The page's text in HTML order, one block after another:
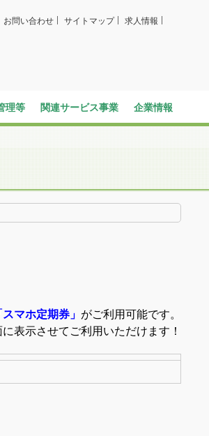
お問い合わせ サイトマップ 求人情報
理等 関連サービス事業 企業情報
スマホ定期券」 がご利用可能です。
表示させてご利用いただけます！